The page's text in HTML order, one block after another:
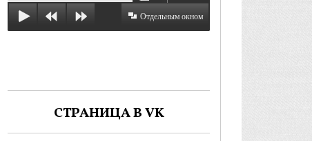
Отдельным окном
СТРАНИЦА В VK